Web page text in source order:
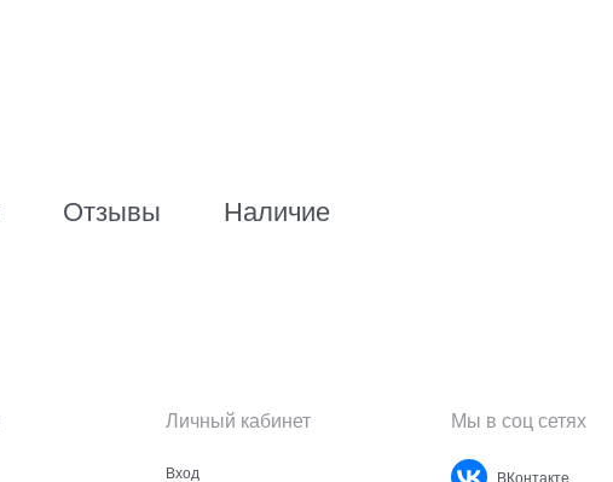
Отзывы Наличие
Личный кабинет
Вход
Мы в соц сетях
ВКонтакте